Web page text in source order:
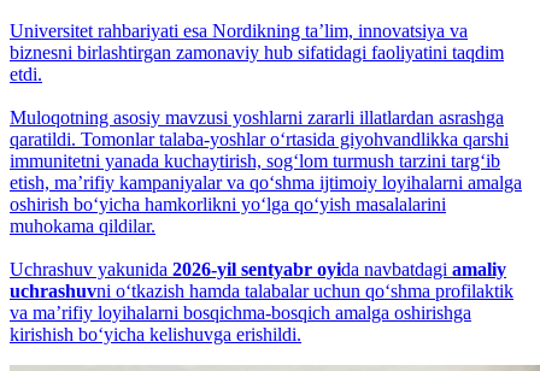
Universitet rahbariyati esa Nordikning taʼlim, innovatsiya va
biznesni birlashtirgan zamonaviy hub sifatidagi faoliyatini taqdim
etdi.
Muloqotning asosiy mavzusi yoshlarni zararli illatlardan asrashga
qaratildi. Tomonlar talaba-yoshlar o‘rtasida giyohvandlikka qarshi
immunitetni yanada kuchaytirish, sog‘lom turmush tarzini targ‘ib
etish, maʼrifiy kampaniyalar va qo‘shma ijtimoiy loyihalarni amalga
oshirish bo‘yicha hamkorlikni yo‘lga qo‘yish masalalarini
muhokama qildilar.
Uchrashuv yakunida 2026-yil sentyabr oyida navbatdagi amaliy
uchrashuvni o‘tkazish hamda talabalar uchun qo‘shma profilaktik
va maʼrifiy loyihalarni bosqichma-bosqich amalga oshirishga
kirishish bo‘yicha kelishuvga erishildi.